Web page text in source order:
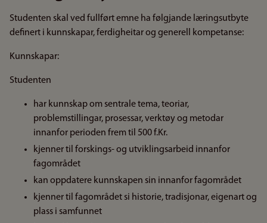
Studenten skal ved fullført emne ha følgjande læringsutbyte
definert i kunnskapar, ferdigheitar og generell kompetanse:
Kunnskapar:
Studenten
har kunnskap om sentrale tema, teoriar,
problemstillingar, prosessar, verktøy og metodar
innanfor perioden frem til 500 f.Kr.
kjenner til forskings- og utviklingsarbeid innanfor
fagområdet
kan oppdatere kunnskapen sin innanfor fagområdet
kjenner til fagområdet si historie, tradisjonar, eigenart og
plass i samfunnet